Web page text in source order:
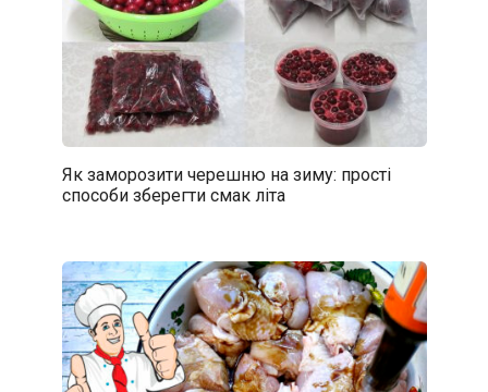
Як заморозити черешню на зиму: прості
способи зберегти смак літа